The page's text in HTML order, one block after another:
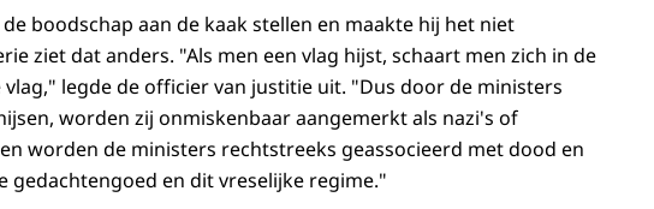
boodschap aan de kaak stellen en maakte hij het niet
ziet dat anders. "Als men een vlag hijst, schaart men zich in de
legde de officier van justitie uit. "Dus door de ministers
worden zij onmiskenbaar aangemerkt als nazi's of
worden de ministers rechtstreeks geassocieerd met dood en
gedachtengoed en dit vreselijke regime."